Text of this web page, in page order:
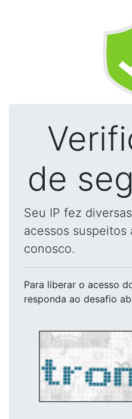
de
Seu IP fez
acessos suspeitos
conosco.
Para liberar o acesso
responda ao desafio